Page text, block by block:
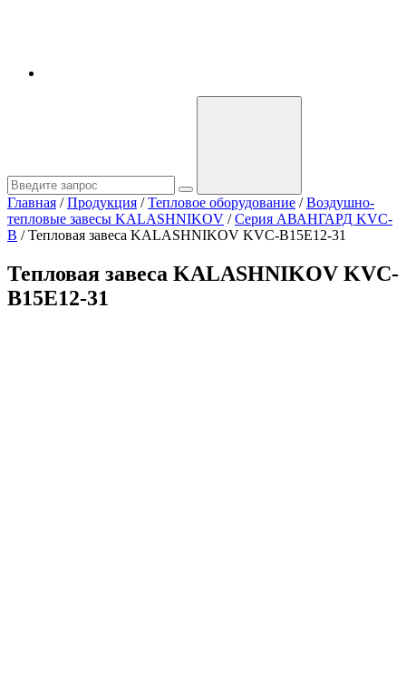
Главная / Продукция / Тепловое оборудование / Воздушно-
тепловые завесы KALASHNIKOV / Серия АВАНГАРД KVC-
B /Тепловая завеса KALASHNIKOV KVС-B15E12-31
Тепловая завеса KALASHNIKOV KVС-
B15E12-31